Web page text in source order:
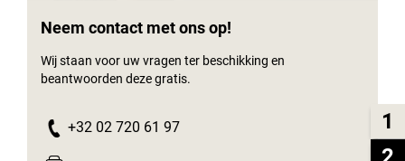
1
Neem contact met ons op!
Wij staan voor uw vragen ter beschikking en
beantwoorden deze gratis.
+32 02 720 61 97